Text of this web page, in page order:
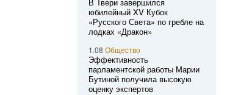
юбилейный XV Кубок
«Русского Света» по гребле на
лодках «Дракон»
1.08 Общество
Эффективность
парламентской работы Марии
Бутиной получила высокую
оценку экспертов